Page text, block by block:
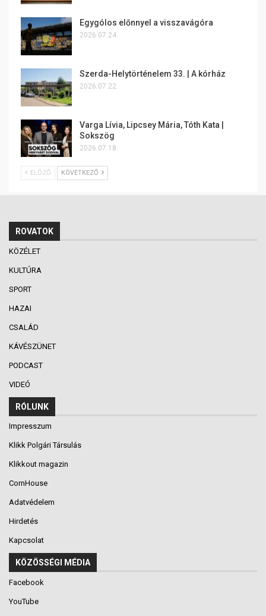
Egygólos előnnyel a visszavágóra
2026.07.24.
Szerda-Helytörténelem 33. | A kórház
2026.07.22.
Varga Lívia, Lipcsey Mária, Tóth Kata |
Sokszög
2026.07.18.
ELŐZŐ KÖVETKEZŐ
ROVATOK
KÖZÉLET
KULTÚRA
SPORT
HAZAI
CSALÁD
KÁVÉSZÜNET
PODCAST
VIDEÓ
RÓLUNK
Impresszum
Klikk Polgári Társulás
Klikkout magazin
CornHouse
Adatvédelem
Hirdetés
Kapcsolat
KÖZÖSSÉGI MÉDIA
Facebook
YouTube